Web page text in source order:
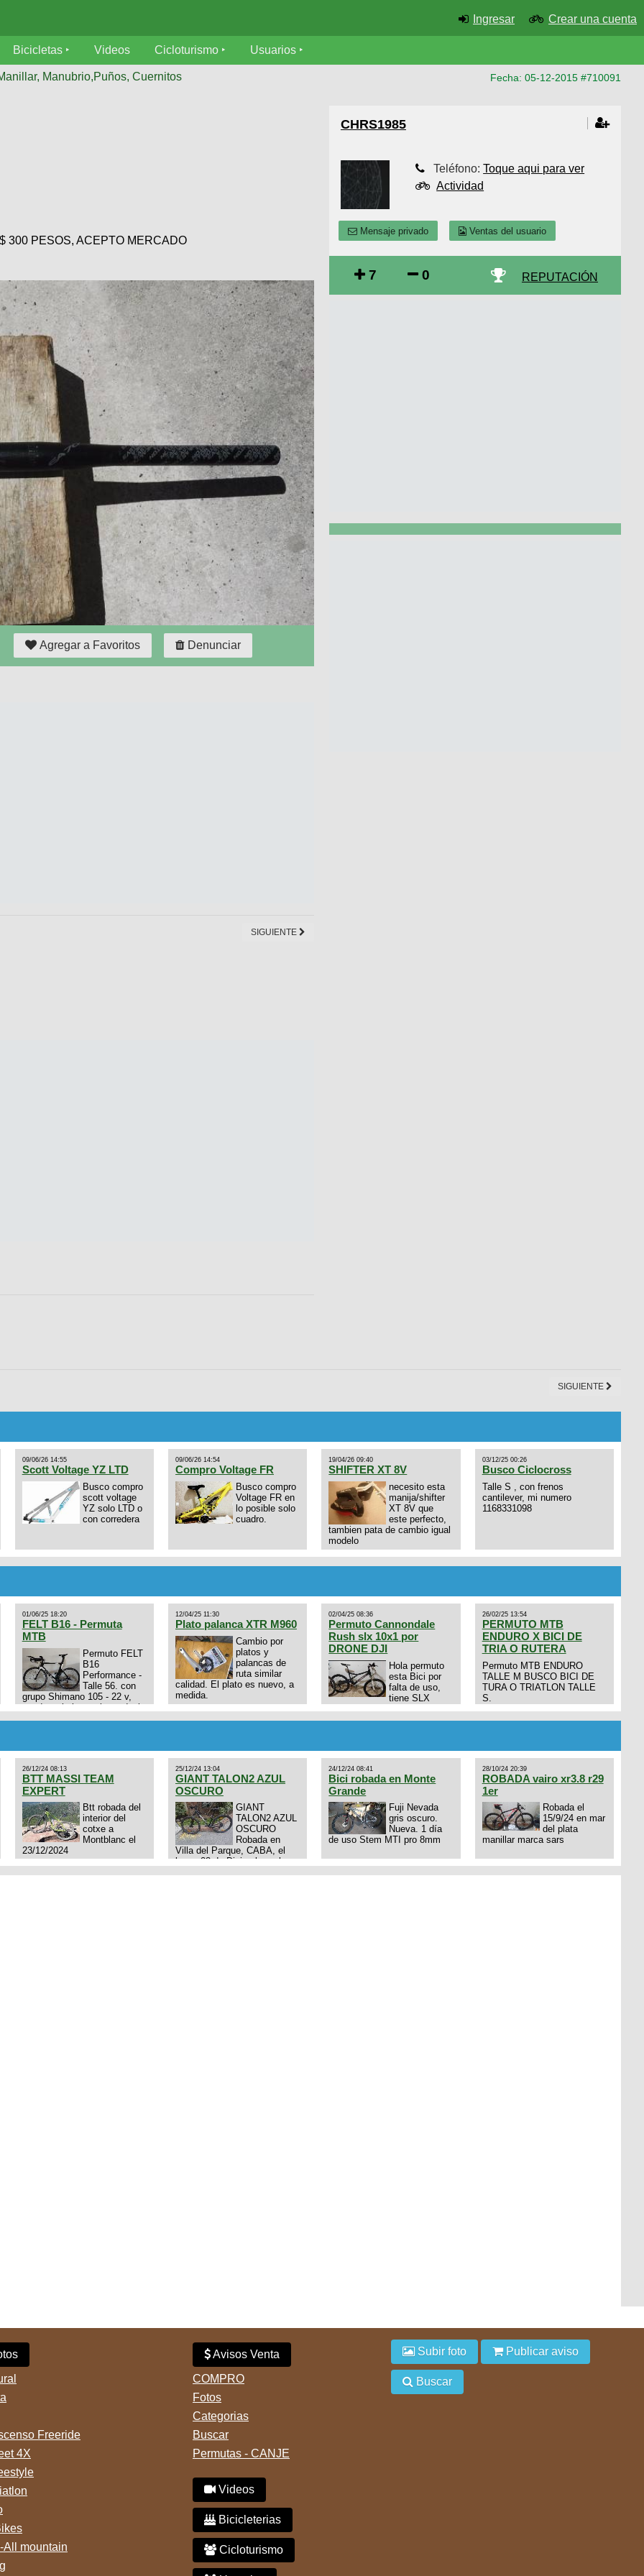
Ingresar Crear una cuenta
Bicicletas Videos Cicloturismo Usuarios
Manubrio,Puños, Cuernitos Fecha: 05-12-2015 #710091
300 PESOS, ACEPTO MERCADO
Agregar a Favoritos Denunciar
SIGUIENTE
CHRS1985
Teléfono:Toque aqui para ver
Actividad
Mensaje privado Ventas del usuario
7 0 REPUTACIÓN
SIGUIENTE
09/06/26 14:55
Scott Voltage YZ LTD
Busco compro
scott voltage
YZ solo LTD o
con corredera
09/06/26 14:54
Compro Voltage FR
Busco compro
Voltage FR en
lo posible solo
cuadro.
19/04/26 09:40
SHIFTER XT 8V
necesito esta
manija/shifter
XT 8V que
este perfecto,
tambien pata de cambio igual
modelo
03/12/25 00:26
Busco Ciclocross
Talle S , con frenos
cantilever, mi numero
1168331098
01/06/25 18:20
FELT B16 - Permuta
MTB
Permuto FELT
B16
Performance -
Talle 56. con
grupo Shimano 105 - 22 v,
cuadro: triatlon carbono dual
12/04/25 11:30
Plato palanca XTR M960
Cambio por
platos y
palancas de
ruta similar
calidad. El plato es nuevo, a
medida.
02/04/25 08:36
Permuto Cannondale
Rush slx 10x1 por
DRONE DJI
Hola permuto
esta Bici por
falta de uso,
tiene SLX
Horquilla Axon tope de gama
por drone de la marca Dji, les
interesa 3434568861 saludos
26/02/25 13:54
PERMUTO MTB
ENDURO X BICI DE
TRIA O RUTERA
Permuto MTB ENDURO
TALLE M BUSCO BICI DE
TURA O TRIATLON TALLE
S.
26/12/24 08:13
BTT MASSI TEAM
EXPERT
Btt robada del
interior del
cotxe a
Montblanc el
23/12/2024
25/12/24 13:04
GIANT TALON2 AZUL
OSCURO
GIANT
TALON2 AZUL
OSCURO
Robada en
Villa del Parque, CABA, el
lunes 23 de Diciembre a las
24/12/24 08:41
Bici robada en Monte
Grande
Fuji Nevada
gris oscuro.
Nueva. 1 día
de uso Stem MTI pro 8mm
28/10/24 20:39
ROBADA vairo xr3.8 r29
1er
Robada el
15/9/24 en mar
del plata
manillar marca sars
Freeride
4X
All mountain
Avisos Venta
COMPRO
Fotos
Categorias
Buscar
Permutas - CANJE
Videos
Bicicleterias
Cicloturismo
Subir foto Publicar aviso
Buscar